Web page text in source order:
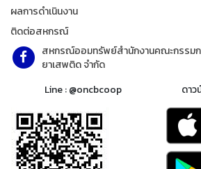
ผลการดำเนินงาน
ติดต่อสหกรณ์
สหกรณ์ออมทรัพย์สำนักงานคณะกรรมก
ยาเสพติด จำกัด
Line : @oncbcoop
ดา